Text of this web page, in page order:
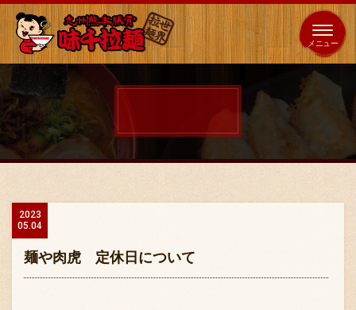
全国
展開 海外 653 店 64 店
2023
05.04
麺や肉虎 定休日について